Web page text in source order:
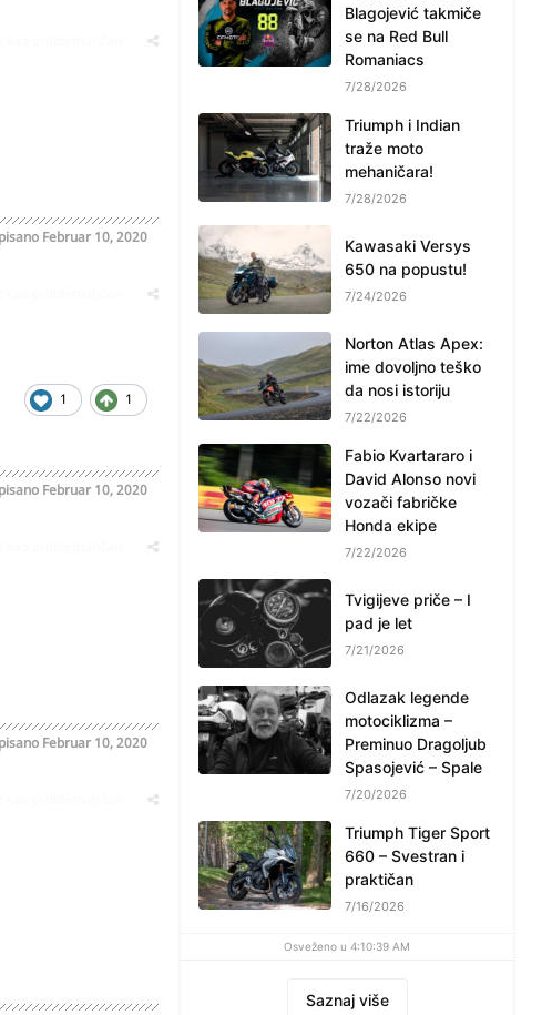
Februar 10, 2020
1 1
Februar 10, 2020
Februar 10, 2020
Blagojević takmiče
se na Red Bull
Romaniacs
7/28/2026
Triumph i Indian
traže moto
mehaničara!
7/28/2026
Kawasaki Versys
650 na popustu!
7/24/2026
Norton Atlas Apex:
ime dovoljno teško
da nosi istoriju
7/22/2026
Fabio Kvartararo i
David Alonso novi
vozači fabričke
Honda ekipe
7/22/2026
Tvigijeve priče – I
pad je let
7/21/2026
Odlazak legende
motociklizma –
Preminuo Dragoljub
Spasojević – Spale
7/20/2026
Triumph Tiger Sport
660 – Svestran i
praktičan
7/16/2026
Osveženo u 4:10:39 AM
Saznaj više